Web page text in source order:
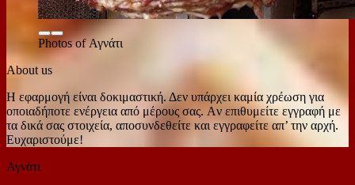
Photos of Αγνάτι
About us
Η εφαρμογή είναι δοκιμαστική. Δεν υπάρχει καμία χρέωση για
οποιαδήποτε ενέργεια από μέρους σας. Aν επιθυμείτε εγγραφή με
τα δικά σας στοιχεία, αποσυνδεθείτε και εγγραφείτε απ’ την αρχή.
Ευχαριστούμε!
Αγνάτι